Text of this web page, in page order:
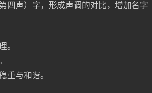
四声）字，形成声调的对比，增加名字
。
重与和谐。